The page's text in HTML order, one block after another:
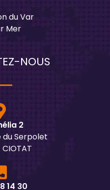
du Var
Mer
NOUS
2
du Serpolet
CIOTAT
14 30